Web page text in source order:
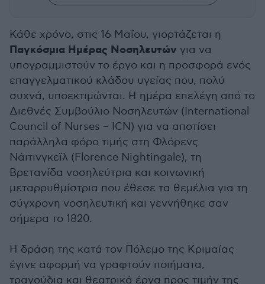
Κάθε χρόνο, στις 16 Μαΐου, γιορτάζεται η
Παγκόσμια Ημέρας Νοσηλευτών για να
υπογραμμιστούν το έργο και η προσφορά ενός
επαγγελματικού κλάδου υγείας που, πολύ
συχνά, υποεκτιμώνται. Η ημέρα επελέγη από το
Διεθνές Συμβούλιο Νοσηλευτών (International
Council of Nurses – ICN) για να αποτίσει
παράλληλα φόρο τιμής στη Φλόρενς
Νάιτινγκεϊλ (Florence Nightingale), τη
Βρετανίδα νοσηλεύτρια και κοινωνική
μεταρρυθμίστρια που έθεσε τα θεμέλια για τη
σύγχρονη νοσηλευτική και γεννήθηκε σαν
σήμερα το 1820.
Η δράση της κατά τον Πόλεμο της Κριμαίας
έγινε αφορμή να γραφτούν ποιήματα,
τραγούδια και θεατρικά έργα προς τιμήν της